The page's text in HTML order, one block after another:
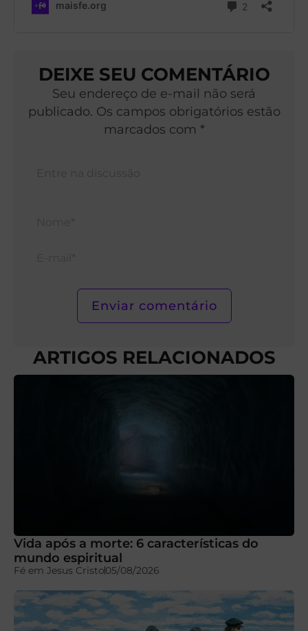
DEIXE SEU COMENTÁRIO
Seu endereço de e-mail não será
publicado. Os campos obrigatórios estão
marcados com *
ARTIGOS RELACIONADOS
Vida após a morte: 6 características do
mundo espiritual
Fé em Jesus Cristo05/08/2026